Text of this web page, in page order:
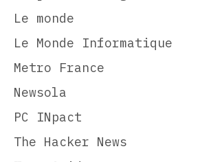
Le monde
Le Monde Informatique
Metro France
Newsola
PC INpact
The Hacker News